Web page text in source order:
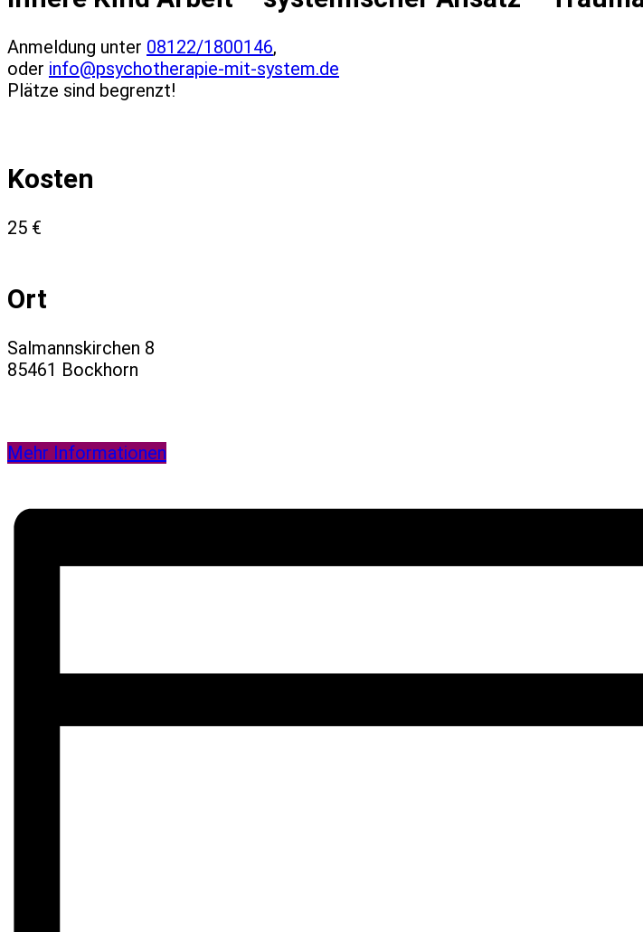
Anmeldung unter 08122/1800146,
oder info@psychotherapie-mit-system.de
Plätze sind begrenzt!
Kosten
25 €
Ort
Salmannskirchen 8
85461 Bockhorn
Mehr Informationen